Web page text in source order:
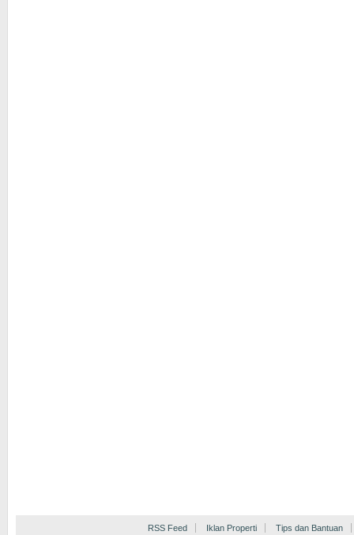
RSS Feed Iklan Properti Tips dan Bantuan